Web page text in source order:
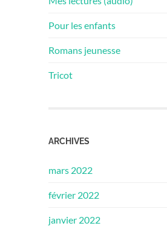
Pour les enfants
Romans jeunesse
Tricot
ARCHIVES
mars 2022
février 2022
janvier 2022